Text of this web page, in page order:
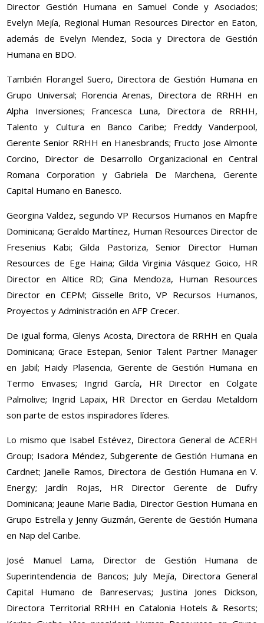
Director Gestión Humana en Samuel Conde y Asociados;
Evelyn Mejía, Regional Human Resources Director en Eaton,
además de Evelyn Mendez, Socia y Directora de Gestión
Humana en BDO.
También Florangel Suero, Directora de Gestión Humana en
Grupo Universal; Florencia Arenas, Directora de RRHH en
Alpha Inversiones; Francesca Luna, Directora de RRHH,
Talento y Cultura en Banco Caribe; Freddy Vanderpool,
Gerente Senior RRHH en Hanesbrands; Fructo Jose Almonte
Corcino, Director de Desarrollo Organizacional en Central
Romana Corporation y Gabriela De Marchena, Gerente
Capital Humano en Banesco.
Georgina Valdez, segundo VP Recursos Humanos en Mapfre
Dominicana; Geraldo Martínez, Human Resources Director de
Fresenius Kabi; Gilda Pastoriza, Senior Director Human
Resources de Ege Haina; Gilda Virginia Vásquez Goico, HR
Director en Altice RD; Gina Mendoza, Human Resources
Director en CEPM; Gisselle Brito, VP Recursos Humanos,
Proyectos y Administración en AFP Crecer.
De igual forma, Glenys Acosta, Directora de RRHH en Quala
Dominicana; Grace Estepan, Senior Talent Partner Manager
en Jabil; Haidy Plasencia, Gerente de Gestión Humana en
Termo Envases; Ingrid García, HR Director en Colgate
Palmolive; Ingrid Lapaix, HR Director en Gerdau Metaldom
son parte de estos inspiradores líderes.
Lo mismo que Isabel Estévez, Directora General de ACERH
Group; Isadora Méndez, Subgerente de Gestión Humana en
Cardnet; Janelle Ramos, Directora de Gestión Humana en V.
Energy; Jardín Rojas, HR Director Gerente de Dufry
Dominicana; Jeaune Marie Badia, Director Gestion Humana en
Grupo Estrella y Jenny Guzmán, Gerente de Gestión Humana
en Nap del Caribe.
José Manuel Lama, Director de Gestión Humana de
Superintendencia de Bancos; July Mejía, Directora General
Capital Humano de Banreservas; Justina Jones Dickson,
Directora Territorial RRHH en Catalonia Hotels & Resorts;